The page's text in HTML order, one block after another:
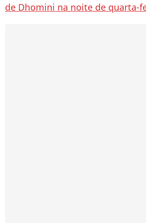
de Dhomini na noite de quarta-